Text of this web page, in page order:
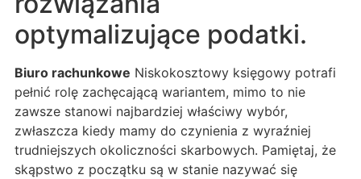
optymalizujące podatki.
Biuro rachunkowe Niskokosztowy księgowy potrafi
pełnić rolę zachęcającą wariantem, mimo to nie
zawsze stanowi najbardziej właściwy wybór,
zwłaszcza kiedy mamy do czynienia z wyraźniej
trudniejszych okoliczności skarbowych. Pamiętaj, że
skąpstwo z początku są w stanie nazywać się